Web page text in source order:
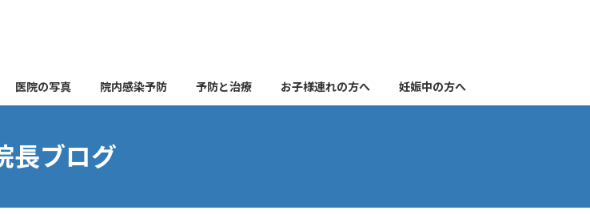
医院の写真 院内感染予防 予防と治療 お子様連れの方へ 妊娠中の方へ
長ブログ